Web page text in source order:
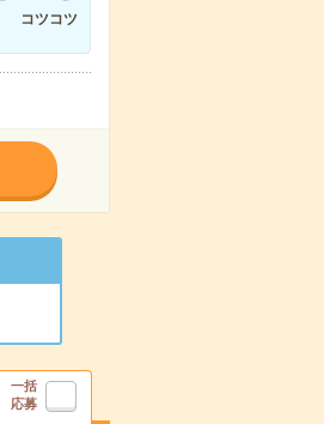
コツコツ
一括
応募